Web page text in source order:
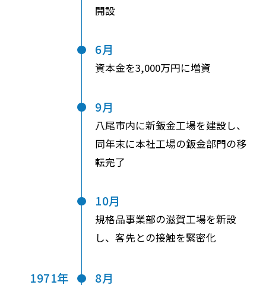
開設
6月
資本金を3,000万円に増資
9月
八尾市内に新鈑金工場を建設し、
同年末に本社工場の鈑金部門の移
転完了
10月
規格品事業部の滋賀工場を新設
し、客先との接触を緊密化
1971年 8月